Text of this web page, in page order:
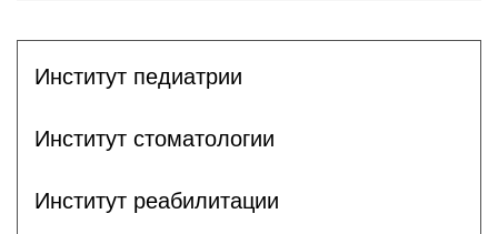
Институт педиатрии
Институт стоматологии
Институт реабилитации